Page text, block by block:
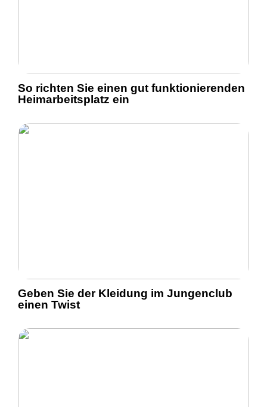
So richten Sie einen gut funktionierenden
Heimarbeitsplatz ein
Geben Sie der Kleidung im Jungenclub
einen Twist